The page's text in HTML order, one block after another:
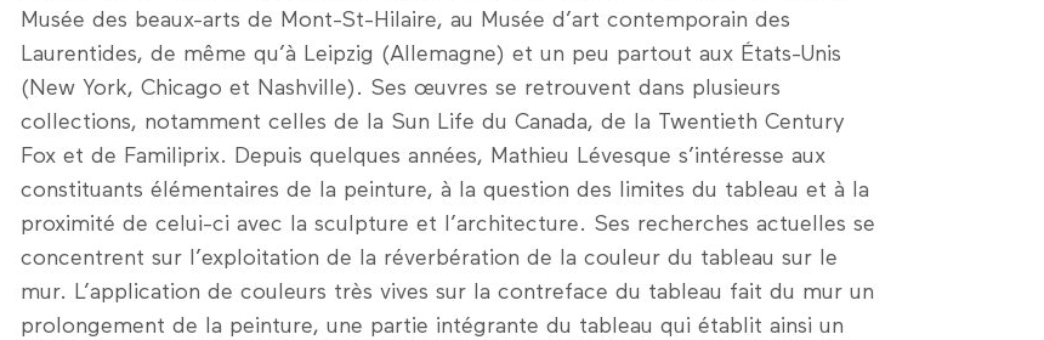
Musée des beaux-arts de Mont-St-Hilaire, au Musée d’art contemporain des
Laurentides, de même qu’à Leipzig (Allemagne) et un peu partout aux États-Unis
(New York, Chicago et Nashville). Ses œuvres se retrouvent dans plusieurs
collections, notamment celles de la Sun Life du Canada, de la Twentieth Century
Fox et de Familiprix. Depuis quelques années, Mathieu Lévesque s’intéresse aux
constituants élémentaires de la peinture, à la question des limites du tableau et à la
proximité de celui-ci avec la sculpture et l’architecture. Ses recherches actuelles se
concentrent sur l’exploitation de la réverbération de la couleur du tableau sur le
mur. L’application de couleurs très vives sur la contreface du tableau fait du mur un
prolongement de la peinture, une partie intégrante du tableau qui établit ainsi un